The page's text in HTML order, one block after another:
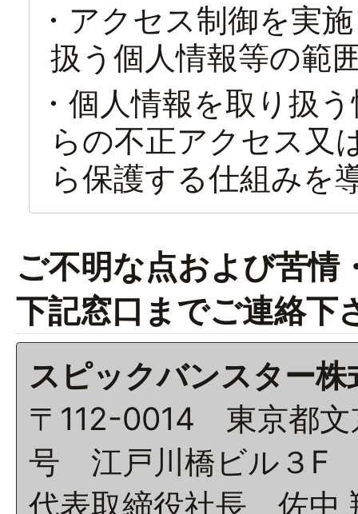
・アクセス制御を実
扱う個人情報等の範
・個人情報を取り扱
らの不正アクセス又
ら保護する仕組みを
ご不明な点および苦情
下記窓口までご連絡下
スピックバンスター
〒112-0014 東京都文
号 江戸川橋ビル３F
代表取締役社長 佐中